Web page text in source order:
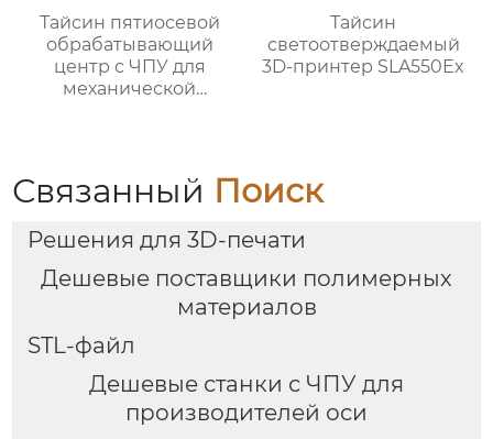
Тайсин пятиосевой
обрабатывающий
центр с ЧПУ для
механической
Тайсин
светоотверждаемый
3D-принтер SLA550Ex
Связанный Поиск
Решения для 3D-печати
Дешевые поставщики полимерных
материалов
STL-файл
Дешевые станки с ЧПУ для
производителей оси